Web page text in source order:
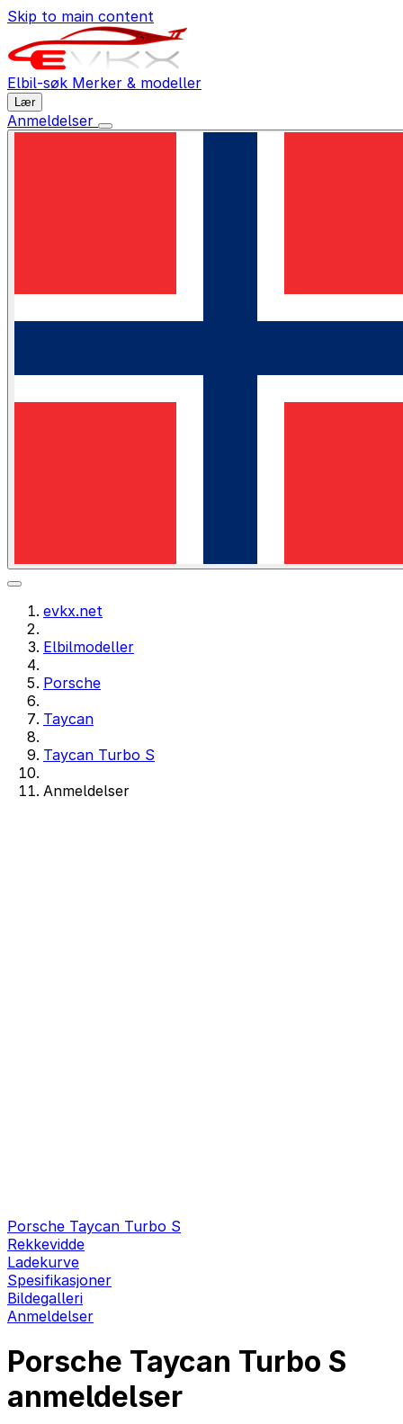
Skip to main content
Elbil-søk Merker & modeller
Lær
Anmeldelser
evkx.net
Elbilmodeller
Porsche
Taycan
Taycan Turbo S
Anmeldelser
Porsche Taycan Turbo S
Rekkevidde
Ladekurve
Spesifikasjoner
Bildegalleri
Anmeldelser
Porsche Taycan Turbo S
anmeldelser